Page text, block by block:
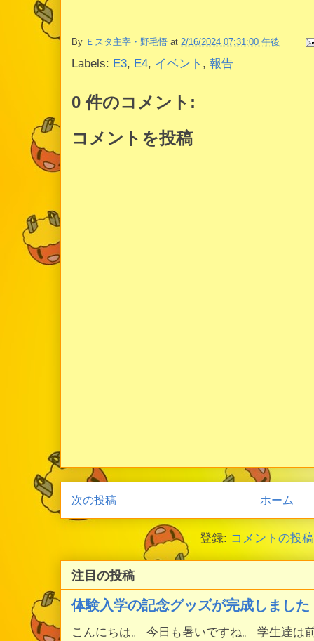
By Ｅスタ主宰・野毛悟 at 2/16/2024 07:31:00 午後
Labels: E3, E4, イベント , 報告
0 件のコメント:
コメントを投稿
次の投稿 ホーム
登録: コメントの投
注目の投稿
体験入学の記念グッズが完成しました
こんにちは。 今日も暑いですね。 学生達は